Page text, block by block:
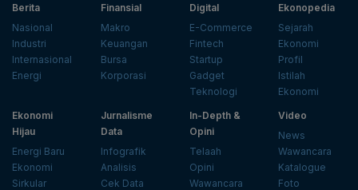
Berita
Nasional
Industri
Internasional
Energi
Finansial
Makro
Keuangan
Bursa
Korporasi
Digital
E-Commerce
Fintech
Startup
Gadget
Teknologi
Ekonopedia
Sejarah
Ekonomi
Profil
Istilah
Ekonomi
Ekonomi
Hijau
Energi Baru
Ekonomi
Sirkular
Jurnalisme
Data
Infografik
Analisis
Cek Data
In-Depth &
Opini
Telaah
Opini
Wawancara
Video
News
Wawancara
Katalogue
Foto